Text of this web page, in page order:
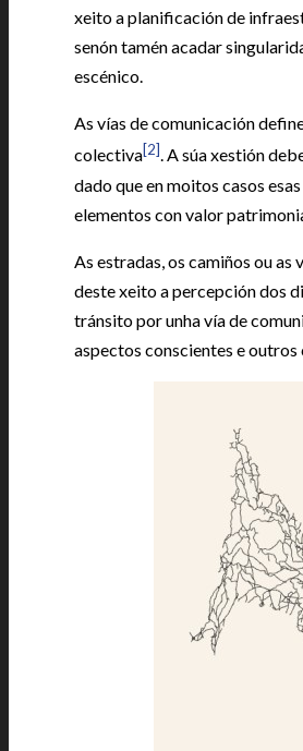
xeito a planificación de
senón tamén acadar
escénico.
As vías de comunicación
colectiva[2]. A súa xestión
dado que en moitos casos
elementos con valor
As estradas, os camiños ou
deste xeito a percepción dos
tránsito por unha vía de
aspectos conscientes e